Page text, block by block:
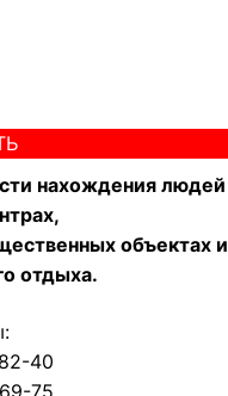
нахождения людей
объектах и
отдыха.
40
75